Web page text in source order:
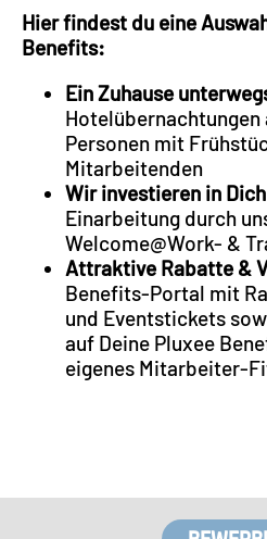
Hier findest du eine
Benefits:
Ein Zuhause
Hotelübernachtungen
Personen mit
Mitarbeitenden
Wir investieren in
Einarbeitung durch
Welcome@Work- &
Attraktive Rabatte &
Benefits-Portal mit
und Eventstickets
auf Deine Pluxee
eigenes Mitarbeiter-